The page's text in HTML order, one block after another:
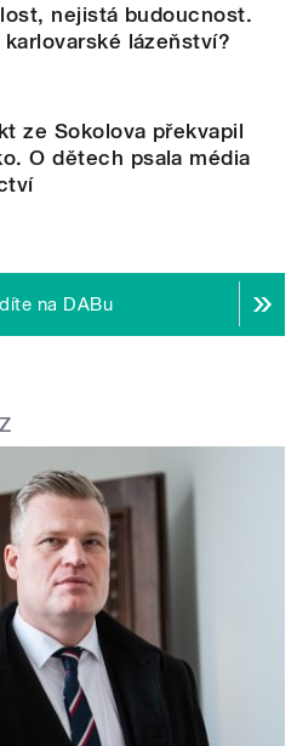
nejistá budoucnost.
lázeňství?
ze Sokolova překvapil
O dětech psala média
na DABu